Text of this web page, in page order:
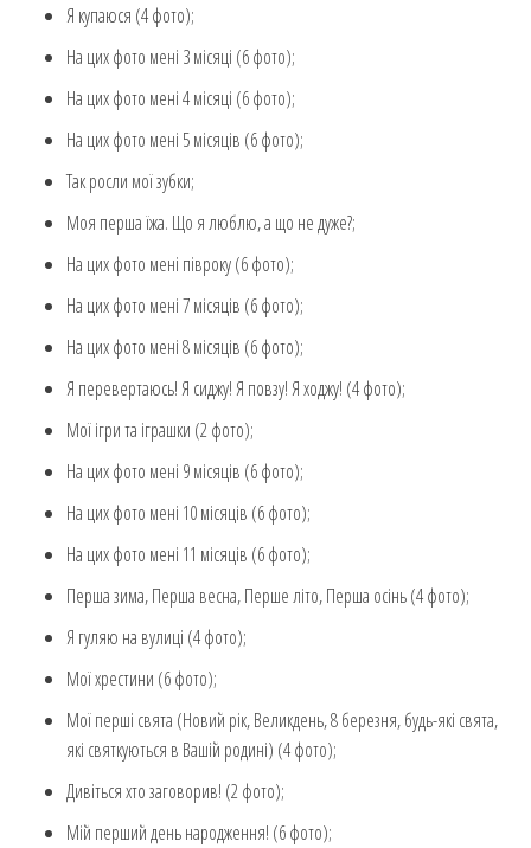
Я купаюся (4 фото);
На цих фото мені 3 місяці (6 фото);
На цих фото мені 4 місяці (6 фото);
На цих фото мені 5 місяців (6 фото);
Так росли мої зубки;
Моя перша їжа. Що я люблю, а що не дуже?;
На цих фото мені півроку (6 фото);
На цих фото мені 7 місяців (6 фото);
На цих фото мені 8 місяців (6 фото);
Я перевертаюсь! Я сиджу! Я повзу! Я ходжу! (4 фото);
Мої ігри та іграшки (2 фото);
На цих фото мені 9 місяців (6 фото);
На цих фото мені 10 місяців (6 фото);
На цих фото мені 11 місяців (6 фото);
Перша зима, Перша весна, Перше літо, Перша осінь (4 фото);
Я гуляю на вулиці (4 фото);
Мої хрестини (6 фото);
Мої перші свята (Новий рік, Великдень, 8 березня, будь-які свята,
які святкуються в Вашій родині) (4 фото);
Дивіться хто заговорив! (2 фото);
Мій перший день народження! (6 фото);